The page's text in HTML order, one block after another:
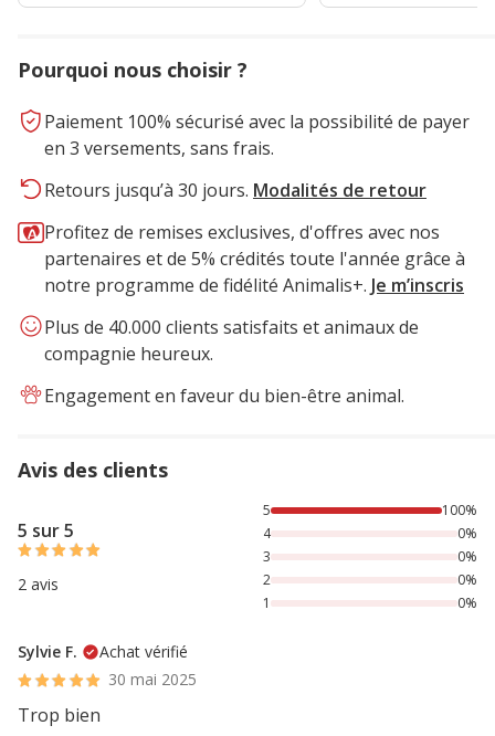
Pourquoi nous choisir ?
Paiement 100% sécurisé avec la possibilité de payer
en 3 versements, sans frais.
Retours jusqu’à 30 jours. Modalités de retour
Profitez de remises exclusives, d'offres avec nos
partenaires et de 5% crédités toute l'année grâce à
notre programme de fidélité Animalis+. Je m’inscris
Plus de 40.000 clients satisfaits et animaux de
compagnie heureux.
Engagement en faveur du bien-être animal.
Avis des clients
5 sur 5
2 avis
100% des personnes lont noté avec {1} étoiles,
5
100%
4
0%
3
0%
2
0%
1
0%
Sylvie F.
Achat vérifié
30 mai 2025
Trop bien